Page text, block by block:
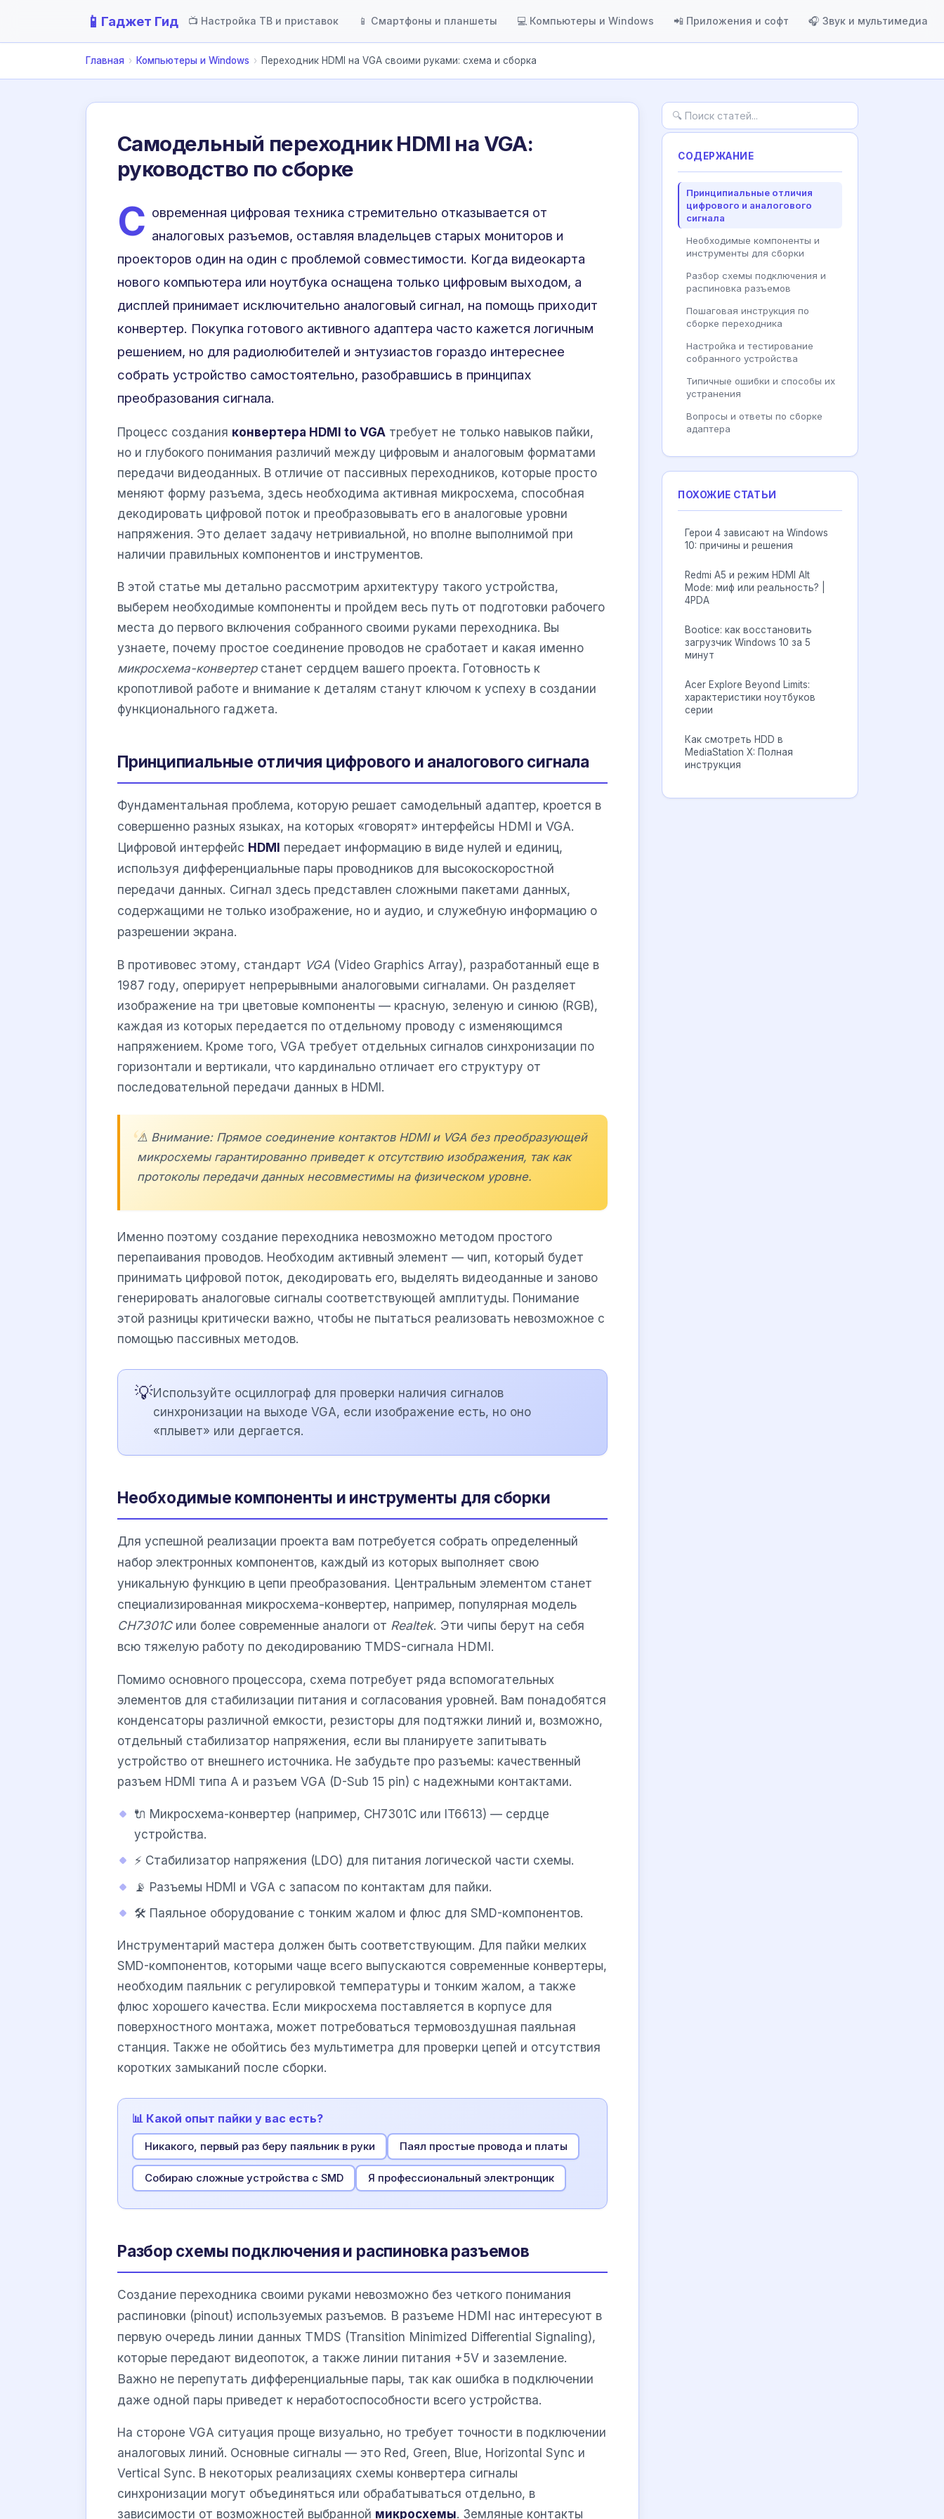
📱 Гаджет Гид 📺 Настройка ТВ и приставок 📱 Смартфоны и планшеты 💻 Компьютеры и Windows 📲 Приложения и софт 🎧 Звук и мультимедиа
Главная › Компьютеры и Windows › Переходник HDMI на VGA своими руками: схема и сборка
Самодельный переходник HDMI на VGA:
руководство по сборке
С овременная цифровая техника стремительно отказывается от
аналоговых разъемов, оставляя владельцев старых мониторов и
проекторов один на один с проблемой совместимости. Когда видеокарта
нового компьютера или ноутбука оснащена только цифровым выходом, а
дисплей принимает исключительно аналоговый сигнал, на помощь приходит
конвертер. Покупка готового активного адаптера часто кажется логичным
решением, но для радиолюбителей и энтузиастов гораздо интереснее
собрать устройство самостоятельно, разобравшись в принципах
преобразования сигнала.
Процесс создания конвертера HDMI to VGA требует не только навыков пайки,
но и глубокого понимания различий между цифровым и аналоговым форматами
передачи видеоданных. В отличие от пассивных переходников, которые просто
меняют форму разъема, здесь необходима активная микросхема, способная
декодировать цифровой поток и преобразовывать его в аналоговые уровни
напряжения. Это делает задачу нетривиальной, но вполне выполнимой при
наличии правильных компонентов и инструментов.
В этой статье мы детально рассмотрим архитектуру такого устройства,
выберем необходимые компоненты и пройдем весь путь от подготовки рабочего
места до первого включения собранного своими руками переходника. Вы
узнаете, почему простое соединение проводов не сработает и какая именно
микросхема-конвертерстанет сердцем вашего проекта. Готовность к
кропотливой работе и внимание к деталям станут ключом к успеху в создании
функционального гаджета.
Принципиальные отличия цифрового и аналогового сигнала
Фундаментальная проблема, которую решает самодельный адаптер, кроется в
совершенно разных языках, на которых «говорят» интерфейсы HDMI и VGA.
Цифровой интерфейс HDMI передает информацию в виде нулей и единиц,
используя дифференциальные пары проводников для высокоскоростной
передачи данных. Сигнал здесь представлен сложными пакетами данных,
содержащими не только изображение, но и аудио, и служебную информацию о
разрешении экрана.
В противовес этому, стандарт VGA (Video Graphics Array), разработанный еще в
1987 году, оперирует непрерывными аналоговыми сигналами. Он разделяет
изображение на три цветовые компоненты — красную, зеленую и синюю (RGB),
каждая из которых передается по отдельному проводу с изменяющимся
напряжением. Кроме того, VGA требует отдельных сигналов синхронизации по
горизонтали и вертикали, что кардинально отличает его структуру от
последовательной передачи данных в HDMI.
⚠️ Внимание: Прямое соединение контактов HDMI и VGA без преобразующей
микросхемы гарантированно приведет к отсутствию изображения, так как
протоколы передачи данных несовместимы на физическом уровне.
Именно поэтому создание переходника невозможно методом простого
перепаивания проводов. Необходим активный элемент — чип, который будет
принимать цифровой поток, декодировать его, выделять видеоданные и заново
генерировать аналоговые сигналы соответствующей амплитуды. Понимание
этой разницы критически важно, чтобы не пытаться реализовать невозможное с
помощью пассивных методов.
💡Используйте осциллограф для проверки наличия сигналов
синхронизации на выходе VGA, если изображение есть, но оно
«плывет» или дергается.
Необходимые компоненты и инструменты для сборки
Для успешной реализации проекта вам потребуется собрать определенный
набор электронных компонентов, каждый из которых выполняет свою
уникальную функцию в цепи преобразования. Центральным элементом станет
специализированная микросхема-конвертер, например, популярная модель
CH7301Cили более современные аналоги от Realtek. Эти чипы берут на себя
всю тяжелую работу по декодированию TMDS-сигнала HDMI.
Помимо основного процессора, схема потребует ряда вспомогательных
элементов для стабилизации питания и согласования уровней. Вам понадобятся
конденсаторы различной емкости, резисторы для подтяжки линий и, возможно,
отдельный стабилизатор напряжения, если вы планируете запитывать
устройство от внешнего источника. Не забудьте про разъемы: качественный
разъем HDMI типа A и разъем VGA (D-Sub 15 pin) с надежными контактами.
🔌 Микросхема-конвертер (например, CH7301C или IT6613) — сердце
устройства.
⚡ Стабилизатор напряжения (LDO) для питания логической части схемы.
📡 Разъемы HDMI и VGA с запасом по контактам для пайки.
🛠 Паяльное оборудование с тонким жалом и флюс для SMD-компонентов.
Инструментарий мастера должен быть соответствующим. Для пайки мелких
SMD-компонентов, которыми чаще всего выпускаются современные конвертеры,
необходим паяльник с регулировкой температуры и тонким жалом, а также
флюс хорошего качества. Если микросхема поставляется в корпусе для
поверхностного монтажа, может потребоваться термовоздушная паяльная
станция. Также не обойтись без мультиметра для проверки цепей и отсутствия
коротких замыканий после сборки.
📊 Какой опыт пайки у вас есть?
Никакого, первый раз беру паяльник в руки Паял простые провода и платы
Собираю сложные устройства с SMD Я профессиональный электронщик
Разбор схемы подключения и распиновка разъемов
Создание переходника своими руками невозможно без четкого понимания
распиновки (pinout) используемых разъемов. В разъеме HDMI нас интересуют в
первую очередь линии данных TMDS (Transition Minimized Differential Signaling),
которые передают видеопоток, а также линии питания +5V и заземление.
Важно не перепутать дифференциальные пары, так как ошибка в подключении
даже одной пары приведет к неработоспособности всего устройства.
На стороне VGA ситуация проще визуально, но требует точности в подключении
аналоговых линий. Основные сигналы — это Red, Green, Blue, Horizontal Sync и
Vertical Sync. В некоторых реализациях схемы конвертера сигналы
синхронизации могут объединяться или обрабатываться отдельно, в
зависимости от возможностей выбранной микросхемы. Земляные контакты
СОДЕРЖАНИЕ
Принципиальные отличия
цифрового и аналогового
сигнала
Необходимые компоненты и
инструменты для сборки
Разбор схемы подключения и
распиновка разъемов
Пошаговая инструкция по
сборке переходника
Настройка и тестирование
собранного устройства
Типичные ошибки и способы их
устранения
Вопросы и ответы по сборке
адаптера
ПОХОЖИЕ СТАТЬИ
Герои 4 зависают на Windows
10: причины и решения
Redmi A5 и режим HDMI Alt
Mode: миф или реальность? |
4PDA
Bootice: как восстановить
загрузчик Windows 10 за 5
минут
Acer Explore Beyond Limits:
характеристики ноутбуков
серии
Как смотреть HDD в
MediaStation X: Полная
инструкция